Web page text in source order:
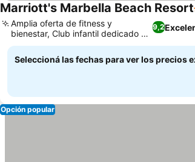
Marriott's Marbella Beach Resort
9,2
Amplia oferta de fitness y
bienestar, Club infantil dedicado y
actividades.
Seleccioná las fechas para ver los precios
Opción popular